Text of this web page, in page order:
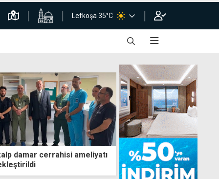
Lefkoşa 35°C
damar cerrahisi ameliyatı